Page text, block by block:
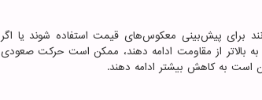
برای پیش‌بینی معکوس‌های قیمت استفاده شوند یا اگر
بالاتر از مقاومت ادامه دهند، ممکن است حرکت صعودی
است به کاهش بیشتر ادامه دهند.